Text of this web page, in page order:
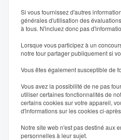
Modèle « Flèche colorée »
Si vous fournissez d'autres
générales d'utilisation des
à tous. N'incluez donc pas
Lorsque vous participez à un
notre tour partager publiquement si
Vous êtes également susceptible de
Vous avez la possibilité de ne pas
utiliser certaines fonctionnalités de
certains cookies sur votre appareil,
d'informations sur les cookies ci-
Notre site web n'est pas destiné aux
personnelles à leur sujet.